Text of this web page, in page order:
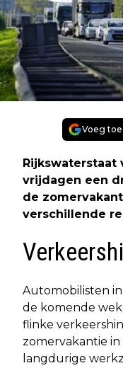
Voeg
Rijkswaterstaat
vrijdagen een
de
verschillende
Automobilisten
de komende
flinke
zomervakantie
langdurige